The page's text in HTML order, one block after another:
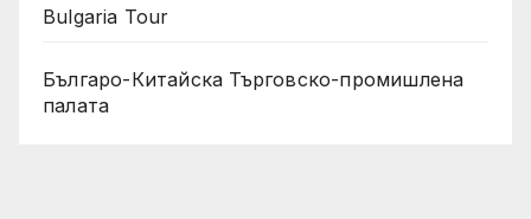
Bulgaria Tour
Българо-Китайска Търговско-промишлена
палaта